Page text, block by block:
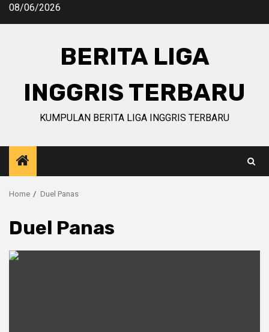
Skip08/06/2026
BERITA LIGA
INGGRIS TERBARU
KUMPULAN BERITA LIGA INGGRIS TERBARU
Home Duel Panas
Duel Panas